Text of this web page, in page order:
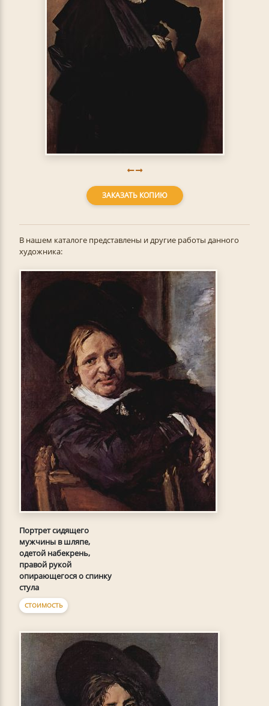
ЗАКАЗАТЬ КОПИЮ
В нашем каталоге представлены и другие работы данного
художника:
Портрет сидящего
мужчины в шляпе,
одетой набекрень,
правой рукой
опирающегося о спинку
стула
СТОИМОСТЬ